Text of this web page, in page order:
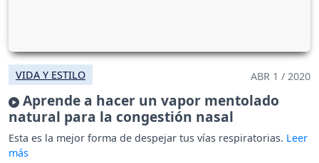
VIDA Y ESTILO ABR 1 / 2020
Aprende a hacer un vapor mentolado
natural para la congestión nasal
Esta es la mejor forma de despejar tus vías respiratorias.